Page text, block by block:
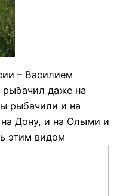
– Василием
даже на
рыбачили и на
Дону, и на Олыми и
этим видом